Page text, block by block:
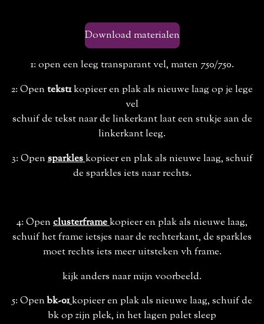
Download materialen
1: open een leeg transparant vel, maten 750/750.
2: Open tekst1kopieer en plak als nieuwe laag op je lege
vel
schuif de tekst naar de linkerkant laat een stukje aan de
linkerkant leeg.
3: Opensparkleskopieer en plak als nieuwe laag, schuif
de sparkles iets naar rechts.
4: Openclusterframekopieer en plak als nieuwe laag,
schuif het frame ietsjes naar de rechterkant, de sparkles
moet rechts iets meer uitsteken vh frame.
kijk anders naar mijn voorbeeld.
5: Openbk-01kopieer en plak als nieuwe laag, schuif de
bk op zijn plek, in het lagen palet sleep